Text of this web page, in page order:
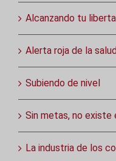
Alcanzando tu
Alerta roja de la
Subiendo de nivel
Sin metas, no existe
La industria de los